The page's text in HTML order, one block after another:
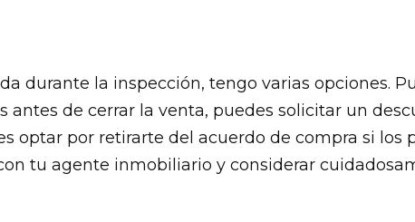
durante la inspección, tengo varias opciones.
antes de cerrar la venta, puedes solicitar un
optar por retirarte del acuerdo de compra si los
tu agente inmobiliario y considerar